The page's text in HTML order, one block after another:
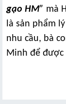
gạo HM” mà
là sản phẩm
nhu cầu, bà
Minh để